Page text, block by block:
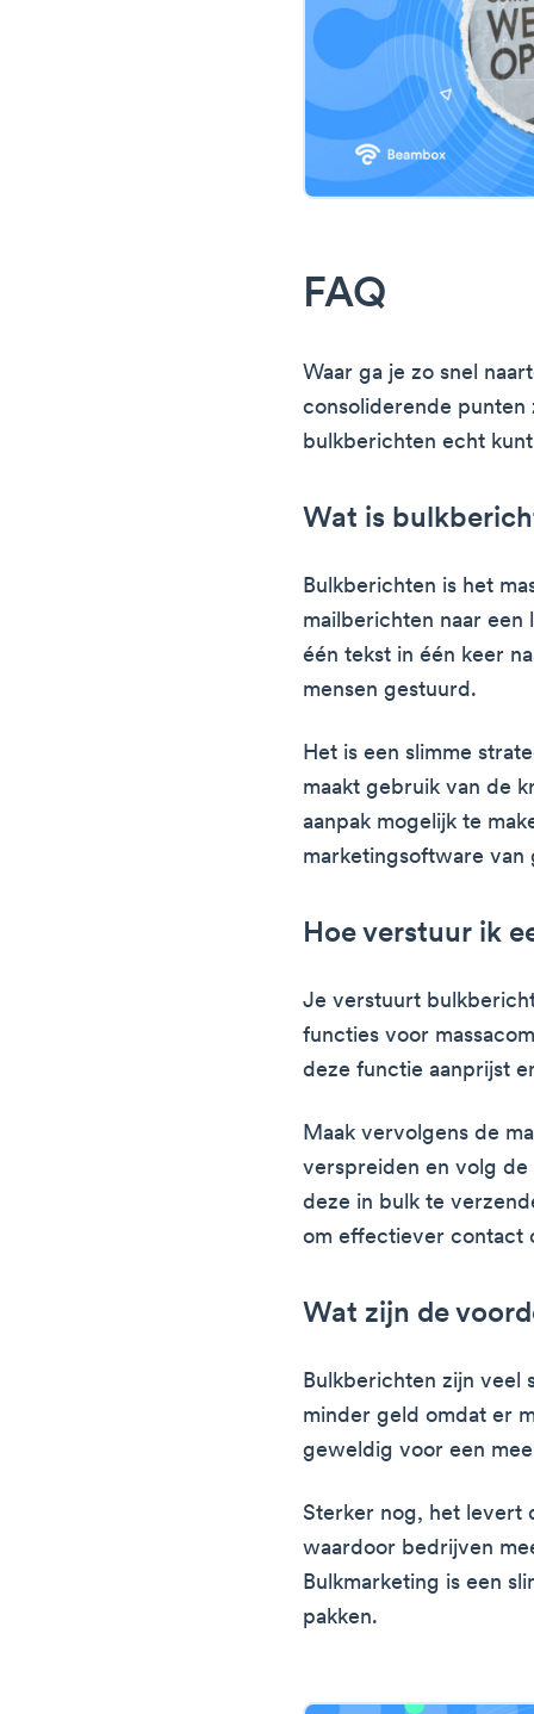
FAQ
Waar ga je zo snel
consoliderende
bulkberichten echt
Wat is
Bulkberichten is het
mailberichten naar
één tekst in één keer
mensen gestuurd.
Het is een slimme
maakt gebruik van de
aanpak mogelijk te
marketingsoftware van
Hoe verstuur ik
Je verstuurt
functies voor
deze functie aanprijst
Maak vervolgens de
verspreiden en volg
deze in bulk te
om effectiever contact
Wat zijn de
Bulkberichten zijn veel
minder geld omdat er
geweldig voor een
Sterker nog, het levert
waardoor bedrijven
Bulkmarketing is een
pakken.